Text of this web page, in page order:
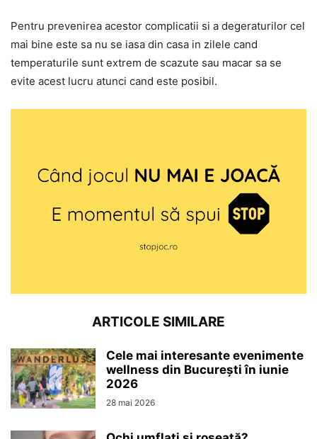
Pentru prevenirea acestor complicatii si a degeraturilor cel
mai bine este sa nu se iasa din casa in zilele cand
temperaturile sunt extrem de scazute sau macar sa se
evite acest lucru atunci cand este posibil.
ARTICOLE SIMILARE
Cele mai interesante evenimente
wellness din București în iunie
2026
28 mai 2026